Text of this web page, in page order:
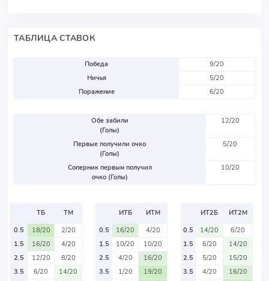
ТАБЛИЦА СТАВОК
Победа
9/20
Ничья
5/20
Поражение
6/20
Обе забили
(Голы)
12/20
Первые получили очко
(Голы)
5/20
Соперник первым получил
очко (Голы)
10/20
ТБ
ТМ
0.5
18/20
2/20
1.5
16/20
4/20
2.5
12/20
8/20
3.5
6/20
14/20
ИТБ
ИТМ
0.5
16/20
4/20
1.5
10/20
10/20
2.5
4/20
16/20
3.5
1/20
19/20
ИТ2Б
ИТ2М
0.5
14/20
6/20
1.5
6/20
14/20
2.5
5/20
15/20
3.5
4/20
16/20